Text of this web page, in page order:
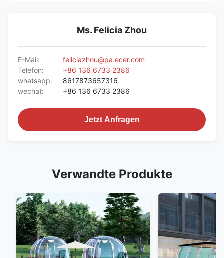
Ms. Felicia Zhou
E-Mail:
feliciazhou@pa.ecer.com
Telefon:
+86 136 6733 2386
whatsapp:
8617873657316
wechat:
+86 136 6733 2386
Jetzt Anfragen
Verwandte Produkte